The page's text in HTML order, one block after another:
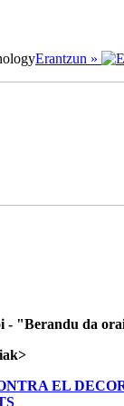
Erantzun »
- "Berandu da
>
EL